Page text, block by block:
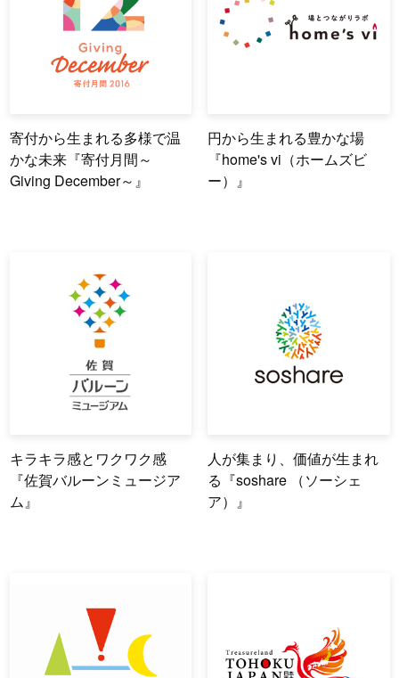
寄付から生まれる多様で温
かな未来『寄付月間～
Giving December～』
円から生まれる豊かな場
『home's vi（ホームズビ
ー）』
キラキラ感とワクワク感
『佐賀バルーンミュージア
ム』
人が集まり、価値が生まれ
る『soshare （ソーシェ
ア）』